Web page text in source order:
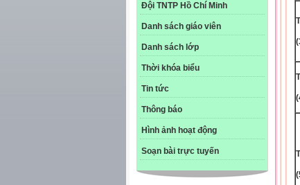
Đội TNTP Hồ Chí Minh
Danh sách giáo viên
Danh sách lớp
Thời khóa biểu
Tin tức
Thông báo
Hình ảnh hoạt động
Soạn bài trực tuyến